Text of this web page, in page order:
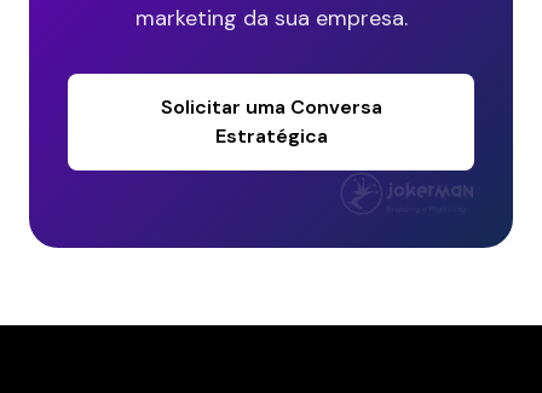
marketing da sua empresa.
Solicitar uma Conversa
Estratégica